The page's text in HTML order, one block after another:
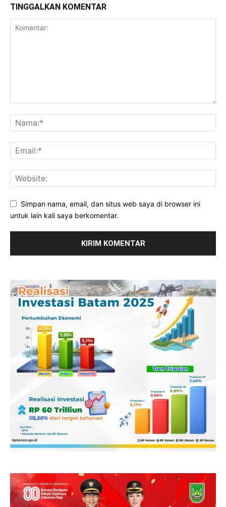
TINGGALKAN KOMENTAR
Simpan nama, email, dan situs web saya di browser ini
untuk lain kali saya berkomentar.